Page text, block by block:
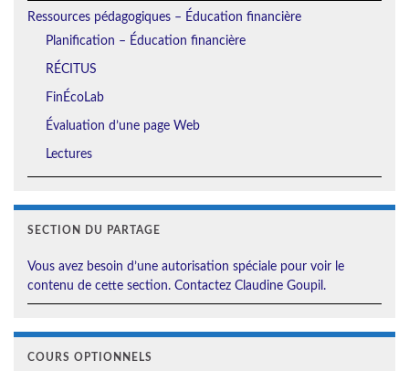
Ressources pédagogiques – Éducation financière
Planification – Éducation financière
RÉCITUS
FinÉcoLab
Évaluation d’une page Web
Lectures
SECTION DU PARTAGE
Vous avez besoin d’une autorisation spéciale pour voir le
contenu de cette section. Contactez Claudine Goupil.
COURS OPTIONNELS